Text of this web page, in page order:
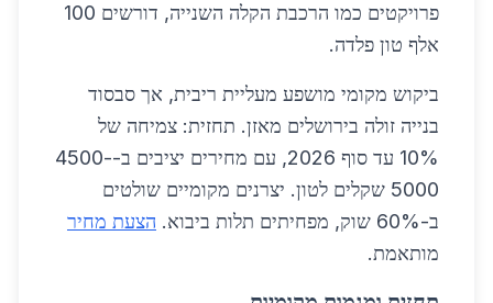
פרויקטים כמו הרכבת הקלה השנייה, דורשים 100
אלף טון פלדה.
ביקוש מקומי מושפע מעליית ריבית, אך סבסוד
בנייה זולה בירושלים מאזן. תחזית: צמיחה של
10% עד סוף 2026, עם מחירים יציבים ב-4500-
5000 שקלים לטון. יצרנים מקומיים שולטים
ב-60% שוק, מפחיתים תלות ביבוא.
הצעת מחיר
מותאמת.